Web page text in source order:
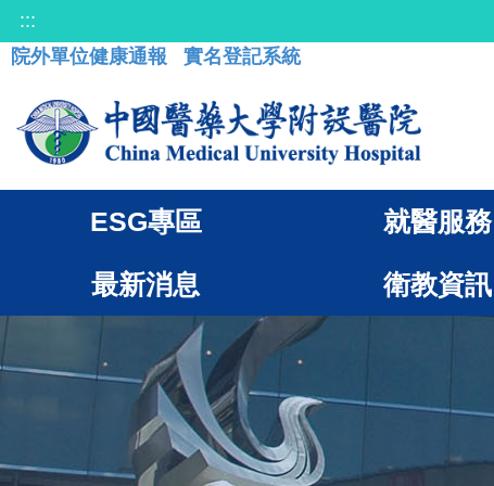
:::
院外單位健康通報
實名登記系統
ESG專區 就醫服務
最新消息 衛教資訊